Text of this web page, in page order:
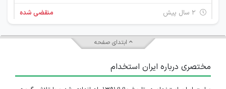
منقضی شده
مشاور مالی
۲ سال پیش منقضی شده
ابتدای صفحه
مختصری درباره ایران استخدام